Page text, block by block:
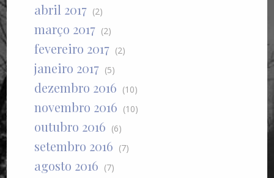
abril 2017 (2)
março 2017 (2)
fevereiro 2017 (2)
janeiro 2017 (5)
dezembro 2016 (10)
novembro 2016 (10)
outubro 2016 (6)
setembro 2016 (7)
agosto 2016 (7)